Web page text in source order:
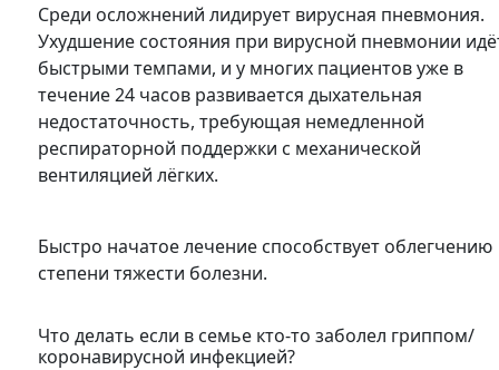
Среди осложнений лидирует вирусная пневмония.
Ухудшение состояния при вирусной пневмонии
быстрыми темпами, и у многих пациентов уже в
течение 24 часов развивается дыхательная
недостаточность, требующая немедленной
респираторной поддержки с механической
вентиляцией лёгких.
Быстро начатое лечение способствует облегчению
степени тяжести болезни.
Что делать если в семье кто-то заболел гриппом/
коронавирусной инфекцией?